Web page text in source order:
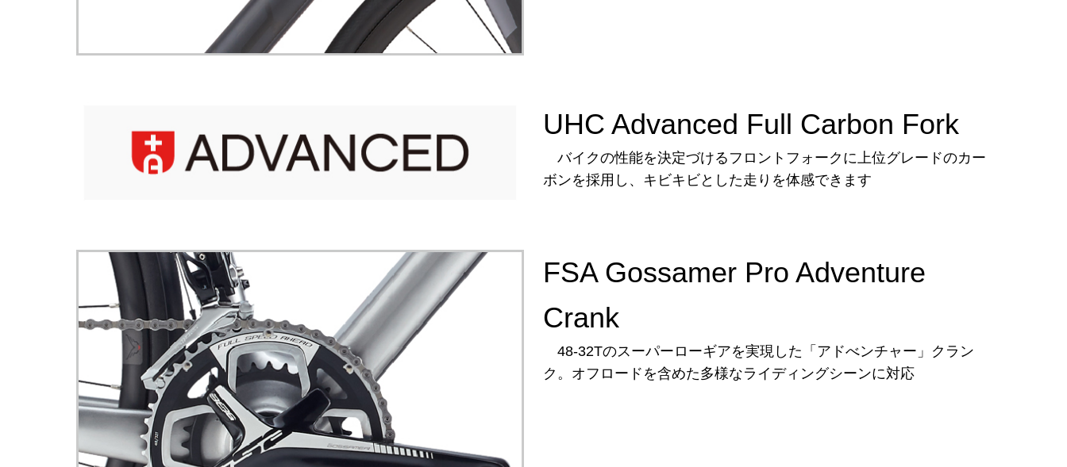
UHC Advanced Full Carbon Fork
バイクの性能を決定づけるフロントフォークに上位グレードのカー
ボンを採用し、キビキビとした走りを体感できます
FSA Gossamer Pro Adventure
Crank
48-32Tのスーパーローギアを実現した「アドべンチャー」クラン
ク。オフロードを含めた多様なライディングシーンに対応